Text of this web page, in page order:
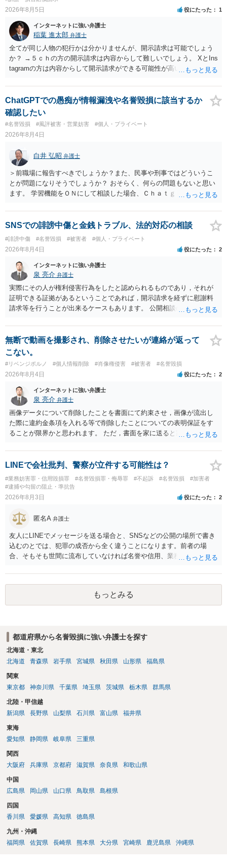
2026年8月5日 役にたった 1
インターネットに強い弁護士
稲葉 進太郎 弁護士
全てが同じ人物の犯行かは分かりませんが、開示請求は可能でしょう
か？ →５ｃｈの方の開示請求は内容からして難しいでしょう。 XとIns
tagramの方は内容からして開示請求ができる可能性が高いでしょう。
いでしょう。７月中にアカウントが削除されている場合、今から進め
ても失敗する可能性が高いように思われます。 相手を特定できた場
合、相手に全ての弁護士費用を負担させることは可能でしょうか？ →
訴訟外の交渉で相手方が認めれば負担させることができるでしょう。
訴訟で判決となった場合は、実際の弁護士費用が認められる場合と認
められない場合があり何ともいえないところでしょう。
ChatGPTでの愚痴が情報漏洩や名誉毀損に該当するか
確認したい
#名誉毀損 #風評被害・営業妨害 #個人・プライベート
2026年8月4日
白井 弘昭 弁護士
＞前職場に報告すべきでしょうか？また、民事や刑事ではどういうこ
とが問題になりそうでしょうか？ おそらく、何らの問題もないと思い
ます。 学習機能をＯＮにして相談した場合、Ｃｈａｔｇｐｔがｏｐｅ
する可能性がありますが、個人名や会社名を特定していない限り、一
般論として抽象化されて回答に織り込まれる可能性が生じるにすぎま
せんので、その情報自体が、秘密情報に当たるとは思えませんし、名
誉棄損として、個人や会社に対する誹謗中傷の不特定多数への公開に
当たるとも思われません。 もちろん、誰がその内容をｃｈａｔｇｐｔ
に入力したかも第三者にしられることはないので、個人や会社の特定
をせずに書き込んだことで（おそらく特定して書き込んだとして
も）、相談者さんが刑事民事の責任に問われることはないでしょう。
私見ながらご参考まで。
SNSでの誹謗中傷と金銭トラブル、法的対応の相談
#誹謗中傷 #名誉毀損 #被害者 #個人・プライベート
2026年8月4日 役にたった 2
インターネットに強い弁護士
泉 亮介 弁護士
実際にその人が権利侵害行為をしたと認められるものであり，それが
証明できる証拠があるということであれば，開示請求を経ずに慰謝料
請求等を行うことが出来るケースもあります。 公開相談の場では回答
に個別に相談されると良いでしょう。
無断で動画を撮影され、削除させたいが連絡が返って
こない。
#リベンジポルノ #個人情報削除 #肖像権侵害 #被害者 #名誉毀損
2026年8月4日 役にたった 2
インターネットに強い弁護士
泉 亮介 弁護士
画像データについて削除したことを書面にて約束させ，画像が流出し
た際に違約金条項を入れる等で削除したことについての表明保証をす
ることが限界かと思われます。 ただ，書面を家に送ると家族に不貞行
除等を求めることは避けたほうが良いかと思われます。
LINEで会社批判、警察が立件する可能性は？
#業務妨害罪・信用毀損罪 #名誉毀損罪・侮辱罪 #不起訴 #名誉毀損
#加害者
#逮捕や勾留の阻止・準抗告
2026年8月3日 役にたった 2
匿名A 弁護士
友人にLINEでメッセージを送る場合と、SNSなどの公開の場所で書き
込むのとでは、犯罪の成否から全く違うことになります。前者の場
合、そもそも世間に流布していなければ名誉や信用、業務にかかる犯
もっとみる
都道府県から名誉毀損に強い弁護士を探す
北海道・東北
北海道
青森県 岩手県 宮城県 秋田県 山形県 福島県
関東
東京都
神奈川県 千葉県 埼玉県 茨城県 栃木県 群馬県
北陸・甲信越
新潟県
長野県 山梨県 石川県 富山県 福井県
東海
愛知県
静岡県 岐阜県 三重県
関西
大阪府
兵庫県 京都府 滋賀県 奈良県 和歌山県
中国
広島県
岡山県 山口県 鳥取県 島根県
四国
香川県
愛媛県 高知県 徳島県
九州・沖縄
福岡県
佐賀県 長崎県 熊本県 大分県 宮崎県 鹿児島県 沖縄県